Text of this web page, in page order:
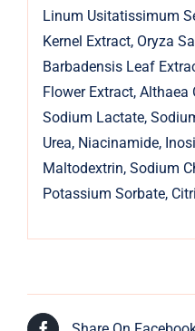
Linum Usitatissimum
Kernel Extract, Oryza
Barbadensis Leaf
Flower Extract,
Sodium Lactate,
Urea, Niacinamide,
Maltodextrin, Sodium
Potassium Sorbate,